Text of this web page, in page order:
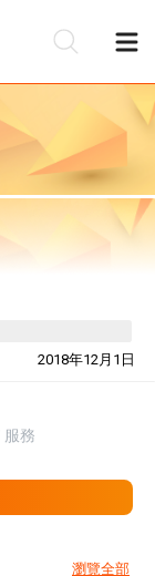
2018年12月1日
服務
瀏覽全部